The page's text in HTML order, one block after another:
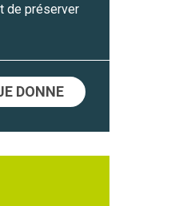
de préserver
DONNE